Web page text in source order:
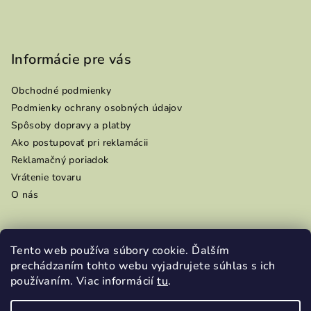
Tento web používa súbory cookie. Ďalším
prechádzaním tohto webu vyjadrujete súhlas s ich
používaním. Viac informáciítu.
Informácie pre vás
Obchodné podmienky
Podmienky ochrany osobných údajov
Spôsoby dopravy a platby
Ako postupovať pri reklamácii
Reklamačný poriadok
Vrátenie tovaru
O nás
Prijímame online platby